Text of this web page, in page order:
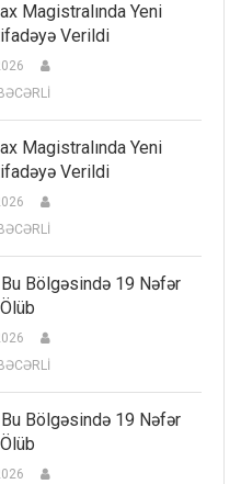
Magistralında Yeni
Verildi
Magistralında Yeni
Verildi
Bölgəsində 19 Nəfər
Bölgəsində 19 Nəfər